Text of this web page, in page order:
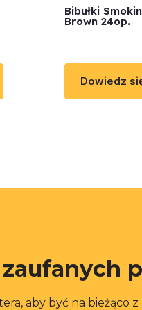
Bibułki
Brown 24op.
Dowiedz
aby być na bieżąco